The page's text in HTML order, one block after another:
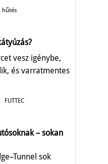
hűtés
vesz igénybe,
és varratmentes
FUTTEC
– sokan
sok